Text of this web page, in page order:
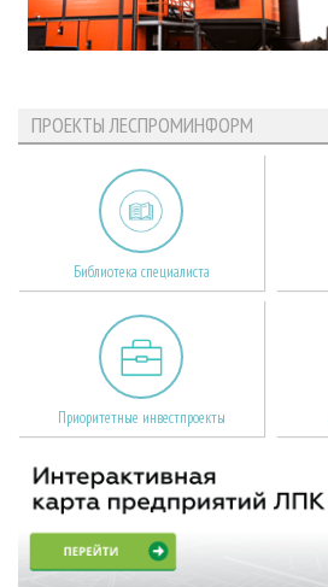
ПРОЕКТЫ ЛЕСПРОМИНФОРМ
Библиотека специалиста
Приоритетные инвестпроекты